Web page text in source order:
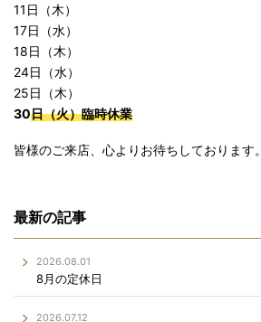
11日（木）
17日（水）
18日（木）
24日（水）
25日（木）
30日（火）臨時休業
皆様のご来店、心よりお待ちしております。
最新の記事
2026.08.01
8月の定休日
2026.07.12